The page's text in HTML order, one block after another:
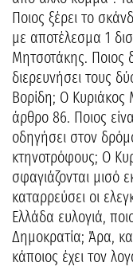
Ποιος ξέρει το
με αποτέλεσμα 1
Μητσοτάκης. Ποιος
διερευνήσει τους
Βορίδη; Ο Κυριάκος
άρθρο 86. Ποιος
οδηγήσει στον
κτηνοτρόφους; Ο
σφαγιάζονται μισό
καταρρεύσει οι
Ελλάδα ευλογιά,
Δημοκρατία; Άρα,
κάποιος έχει τον